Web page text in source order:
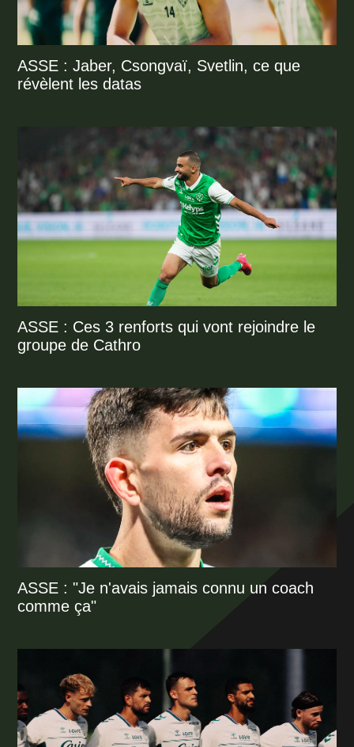
ASSE : Jaber, Csongvaï, Svetlin, ce que
révèlent les datas
ASSE : Ces 3 renforts qui vont rejoindre le
groupe de Cathro
ASSE : "Je n'avais jamais connu un coach
comme ça"